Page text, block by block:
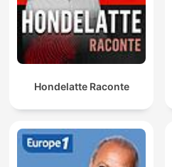
Hondelatte Raconte